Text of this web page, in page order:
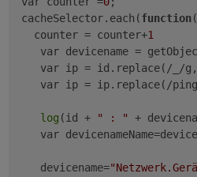
cacheSelector.each(function
  counter = counter+
1
var devicename =
   var ip = id.replace(/_/g,
   var ip = ip.replace(/ping
log (id + " : " +
var
   devicename=